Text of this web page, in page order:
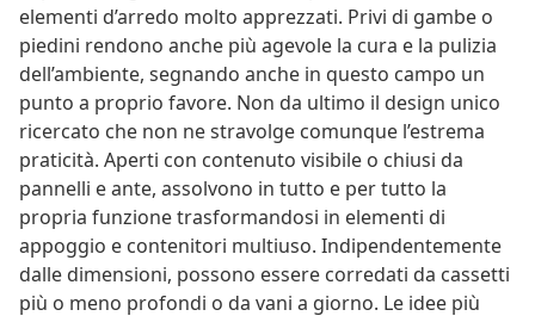
elementi d’arredo molto apprezzati. Privi di gambe o
piedini rendono anche più agevole la cura e la pulizia
dell’ambiente, segnando anche in questo campo un
punto a proprio favore. Non da ultimo il design unico
ricercato che non ne stravolge comunque l’estrema
praticità. Aperti con contenuto visibile o chiusi da
pannelli e ante, assolvono in tutto e per tutto la
propria funzione trasformandosi in elementi di
appoggio e contenitori multiuso. Indipendentemente
dalle dimensioni, possono essere corredati da cassetti
più o meno profondi o da vani a giorno. Le idee più